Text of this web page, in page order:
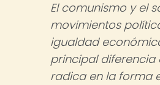
El comunismo y el
movimientos
igualdad
principal diferencia
radica en la forma